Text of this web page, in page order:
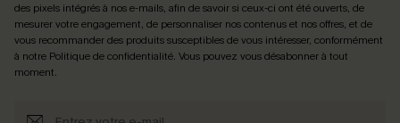
des pixels intégrés à nos e-mails, afin de savoir si ceux-ci ont été ouverts, de
mesurer votre engagement, de personnaliser nos contenus et nos offres, et de
vous recommander des produits susceptibles de vous intéresser, conformément
à notre Politique de confidentialité. Vous pouvez vous désabonner à tout
moment.